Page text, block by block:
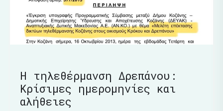
Η τηλεθέρμανση Δρεπάνου:
Κρίσιμες ημερομηνίες και
αλήθειες